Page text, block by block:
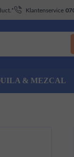
Klantenservice
& MEZCAL